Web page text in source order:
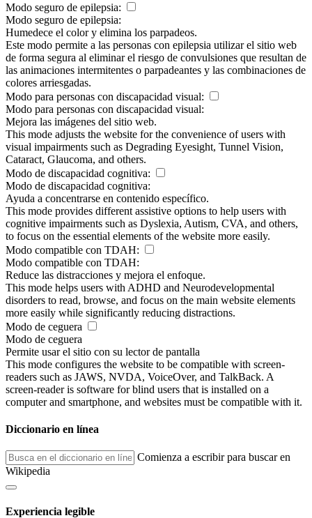
Modo seguro de epilepsia:
Modo seguro de epilepsia:
Humedece el color y elimina los parpadeos.
Este modo permite a las personas con epilepsia utilizar el sitio web
de forma segura al eliminar el riesgo de convulsiones que resultan de
las animaciones intermitentes o parpadeantes y las combinaciones de
colores arriesgadas.
Modo para personas con discapacidad visual:
Modo para personas con discapacidad visual:
Mejora las imágenes del sitio web.
This mode adjusts the website for the convenience of users with
visual impairments such as Degrading Eyesight, Tunnel Vision,
Cataract, Glaucoma, and others.
Modo de discapacidad cognitiva:
Modo de discapacidad cognitiva:
Ayuda a concentrarse en contenido específico.
This mode provides different assistive options to help users with
cognitive impairments such as Dyslexia, Autism, CVA, and others,
to focus on the essential elements of the website more easily.
Modo compatible con TDAH:
Modo compatible con TDAH:
Reduce las distracciones y mejora el enfoque.
This mode helps users with ADHD and Neurodevelopmental
disorders to read, browse, and focus on the main website elements
more easily while significantly reducing distractions.
Modo de ceguera
Modo de ceguera
Permite usar el sitio con su lector de pantalla
This mode configures the website to be compatible with screen-
readers such as JAWS, NVDA, VoiceOver, and TalkBack. A
screen-reader is software for blind users that is installed on a
computer and smartphone, and websites must be compatible with it.
Diccionario en línea
Comienza a escribir para buscar en
Wikipedia
Experiencia legible